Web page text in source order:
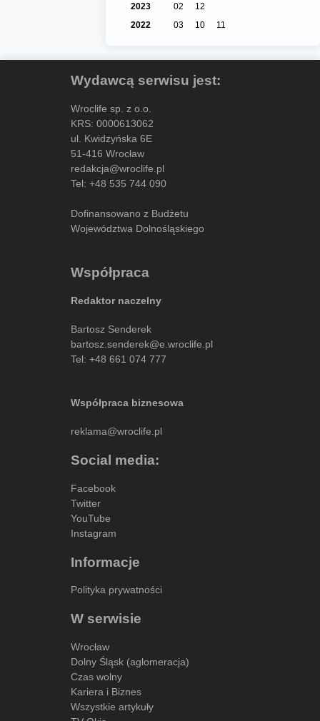
2023
02
12
2022
03 10 11
Wydawcą serwisu jest:
Wroclife sp. z o.o.
KRS: 0000613062
ul. Kwidzyńska 6E
51-416 Wrocław
redakcja@wroclife.pl
Tel: +48 535 744 090
Dofinansowano z Budżetu
Województwa Dolnośląskiego
Współpraca
Redaktor naczelny
Bartosz Senderek
bartosz.senderek@e.wroclife.pl
Tel: +48 661 074 777
Współpraca biznesowa
reklama@wroclife.pl
Social media:
Facebook
Twitter
YouTube
Instagram
Informacje
Polityka prywatności
W serwisie
Wrocław
Dolny Śląsk (aglomeracja)
Czas wolny
Kariera i Biznes
Wszystkie artykuły